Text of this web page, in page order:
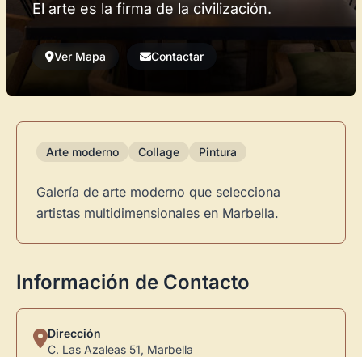
El arte es la firma de la civilización.
Ver Mapa Contactar
Arte moderno Collage Pintura
Galería de arte moderno que selecciona
artistas multidimensionales en Marbella.
Información de Contacto
Dirección
C. Las Azaleas 51, Marbella